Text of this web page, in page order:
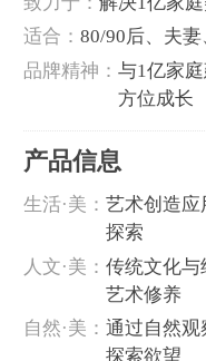
适合： 80/90后、夫
品牌精神： 与1亿家
方位成长
产品信息
生活·美： 艺术创造应
探索
人文·美： 传统文化与
艺术修养
自然·美： 通过自然观
探索欲望